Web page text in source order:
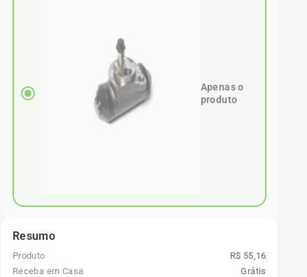
Apenas o
produto
Resumo
Produto
R$ 55,16
Receba em Casa
Grátis